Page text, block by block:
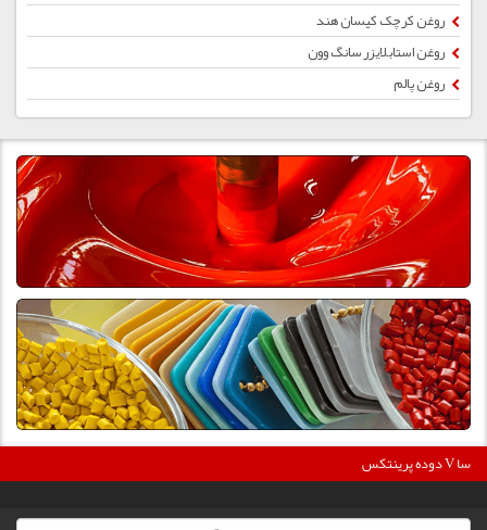
روغن کرچک کیسان هند
روغن استابلایزر سانگ وون
روغن پالم
دوده پرینتکس V دگوسا :360000